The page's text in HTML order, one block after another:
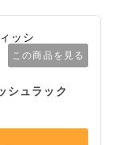
この商品を見る
ュラック